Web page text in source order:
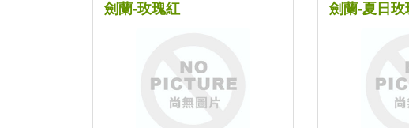
劍蘭-玫瑰紅 劍蘭-夏日玫